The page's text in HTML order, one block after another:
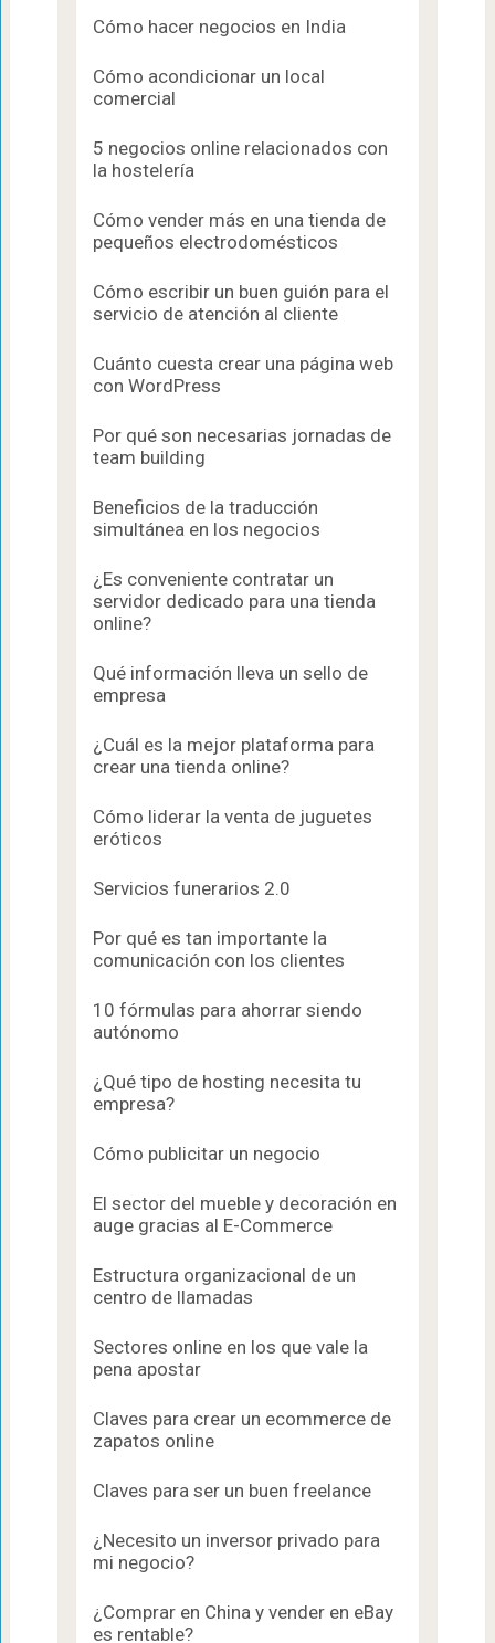
Cómo hacer negocios en India
Cómo acondicionar un local
comercial
5 negocios online relacionados con
la hostelería
Cómo vender más en una tienda de
pequeños electrodomésticos
Cómo escribir un buen guión para el
servicio de atención al cliente
Cuánto cuesta crear una página web
con WordPress
Por qué son necesarias jornadas de
team building
Beneficios de la traducción
simultánea en los negocios
¿Es conveniente contratar un
servidor dedicado para una tienda
online?
Qué información lleva un sello de
empresa
¿Cuál es la mejor plataforma para
crear una tienda online?
Cómo liderar la venta de juguetes
eróticos
Servicios funerarios 2.0
Por qué es tan importante la
comunicación con los clientes
10 fórmulas para ahorrar siendo
autónomo
¿Qué tipo de hosting necesita tu
empresa?
Cómo publicitar un negocio
El sector del mueble y decoración en
auge gracias al E-Commerce
Estructura organizacional de un
centro de llamadas
Sectores online en los que vale la
pena apostar
Claves para crear un ecommerce de
zapatos online
Claves para ser un buen freelance
¿Necesito un inversor privado para
mi negocio?
¿Comprar en China y vender en eBay
es rentable?